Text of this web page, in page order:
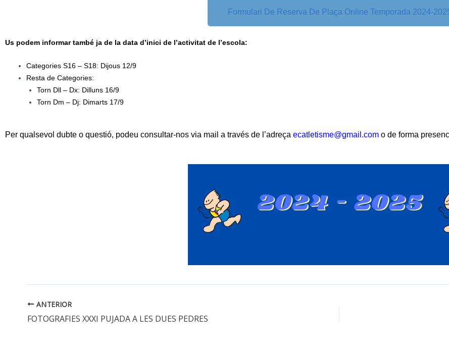
Formulari De Reserva De Plaça Online Temporada 2024-
Us podem informar també ja de la data d’inici de l’activitat de l’escola:
Categories S16 – S18: Dijous 12/9
Resta de Categories:
Torn Dll – Dx: Dilluns 16/9
Torn Dm – Dj: Dimarts 17/9
Per qualsevol dubte o questió, podeu consultar-nos via mail a través de l’adreça ecatletisme@gmail.com o de forma
ANTERIOR
FOTOGRAFIES XXXI PUJADA A LES DUES PEDRES